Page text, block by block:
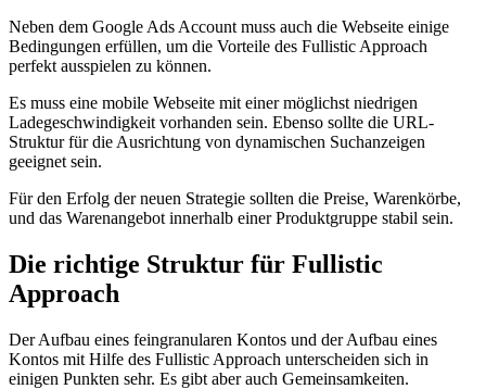
Neben dem Google Ads Account muss auch die Webseite einige
Bedingungen erfüllen, um die Vorteile des Fullistic Approach
perfekt ausspielen zu können.
Es muss eine mobile Webseite mit einer möglichst niedrigen
Ladegeschwindigkeit vorhanden sein. Ebenso sollte die URL-
Struktur für die Ausrichtung von dynamischen Suchanzeigen
geeignet sein.
Für den Erfolg der neuen Strategie sollten die Preise, Warenkörbe,
und das Warenangebot innerhalb einer Produktgruppe stabil sein.
Die richtige Struktur für Fullistic
Approach
Der Aufbau eines feingranularen Kontos und der Aufbau eines
Kontos mit Hilfe des Fullistic Approach unterscheiden sich in
einigen Punkten sehr. Es gibt aber auch Gemeinsamkeiten.